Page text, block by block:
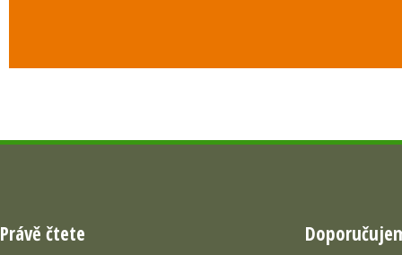
Právě čtete